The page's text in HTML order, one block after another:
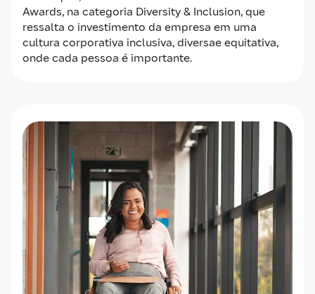
Awards, na categoria Diversity & Inclusion, que
ressalta o investimento da empresa em uma
cultura corporativa inclusiva, diversae equitativa,
onde cada pessoa é importante.